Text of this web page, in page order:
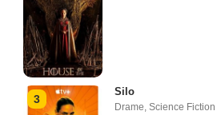
3
Silo
Drame Science Fiction